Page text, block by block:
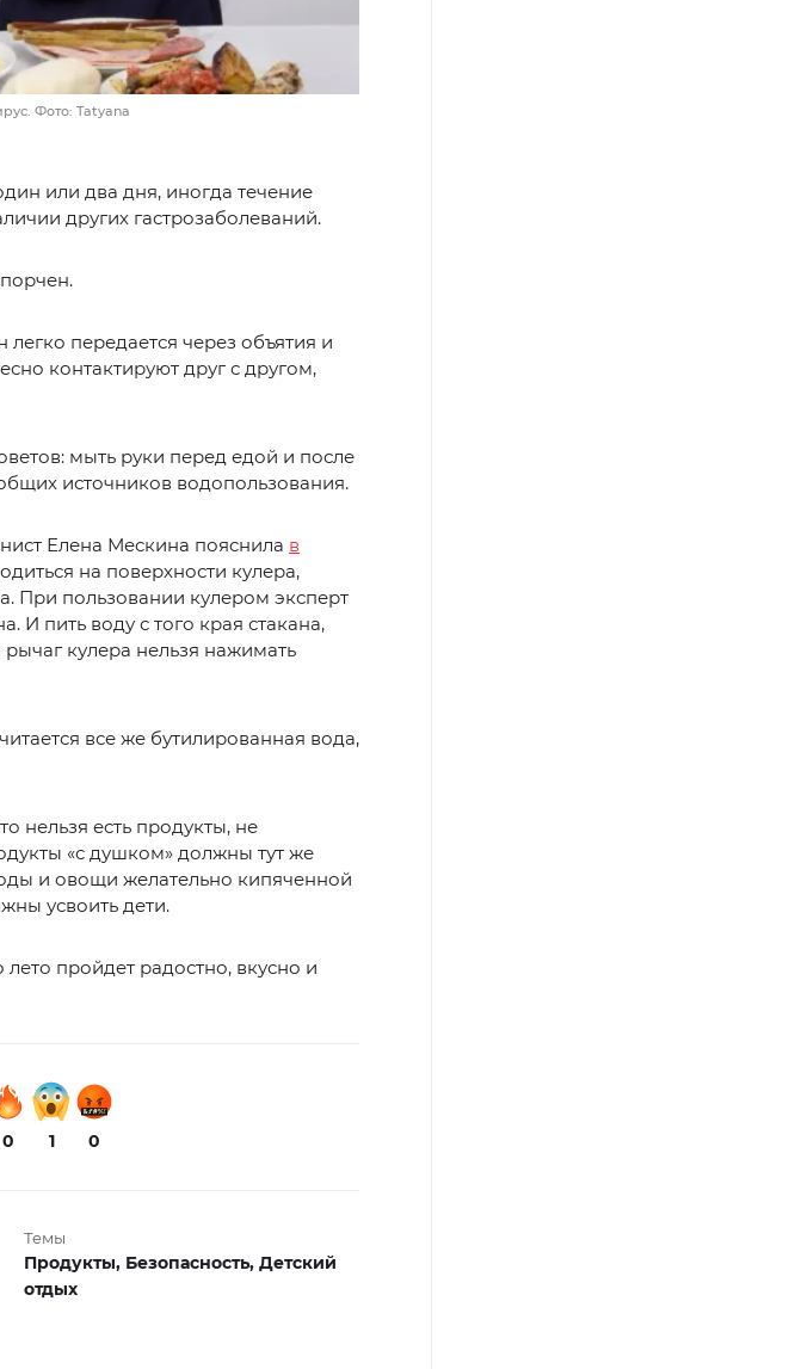
Фото: Tatyana
или два дня, иногда течение
других гастрозаболеваний.
передается через объятия и
контактируют друг с другом,
мыть руки перед едой и после
источников водопользования.
Елена Мескина пояснила в
на поверхности кулера,
При пользовании кулером эксперт
И пить воду с того края стакана,
кулера нельзя нажимать
все же бутилированная вода,
нельзя есть продукты, не
«с душком» должны тут же
и овощи желательно кипяченной
усвоить дети.
лето пройдет радостно, вкусно и
0 1 0
Темы
Продукты, Безопасность, Детский
отдых